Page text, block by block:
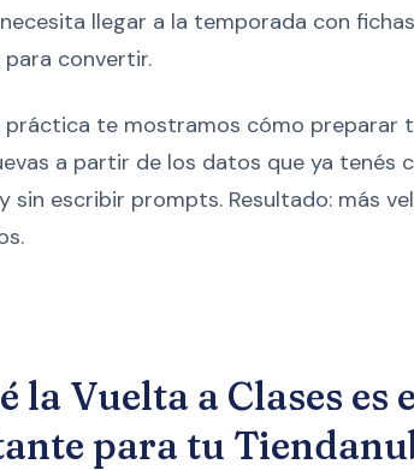
llegar a la temporada con
para convertir.
práctica te mostramos cómo preparar
a partir de los datos que ya tenés
sin escribir prompts. Resultado: más
la Vuelta a Clases es
para tu